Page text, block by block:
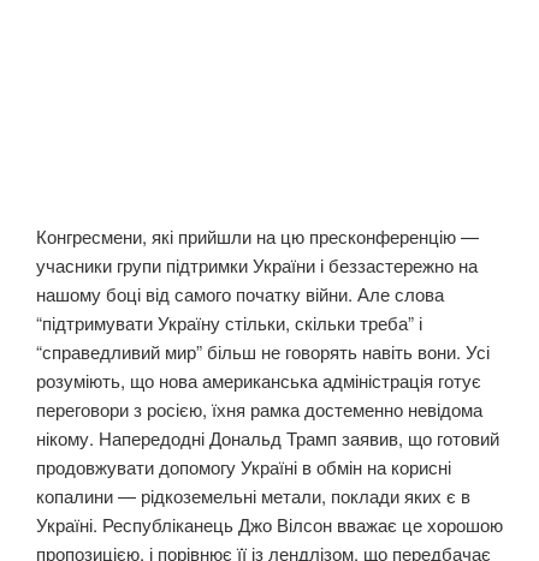
Конгресмени, які прийшли на цю пресконференцію —
учасники групи підтримки України і беззастережно на
нашому боці від самого початку війни. Але слова
“підтримувати Україну стільки, скільки треба” і
“справедливий мир” більш не говорять навіть вони. Усі
розуміють, що нова американська адміністрація готує
переговори з росією, їхня рамка достеменно невідома
нікому. Напередодні Дональд Трамп заявив, що готовий
продовжувати допомогу Україні в обмін на корисні
копалини — рідкоземельні метали, поклади яких є в
Україні. Республіканець Джо Вілсон вважає це хорошою
пропозицією, і порівнює її із лендлізом, що передбачає